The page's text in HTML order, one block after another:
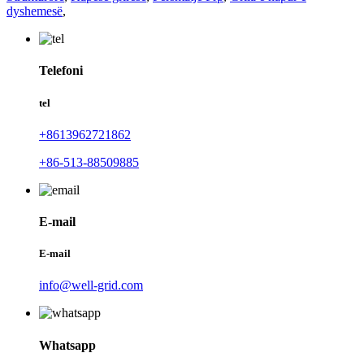
dyshemesë,
Telefoni
tel
+8613962721862
+86-513-88509885
E-mail
E-mail
info@well-grid.com
Whatsapp